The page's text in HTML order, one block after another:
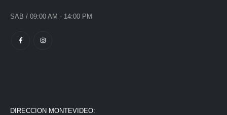
SAB / 09:00 AM - 14:00 PM
DIRECCION MONTEVIDEO: